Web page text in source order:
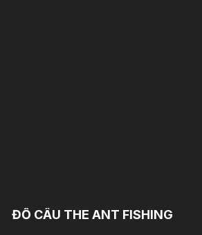
ĐỒ CÂU THE ANT FISHING